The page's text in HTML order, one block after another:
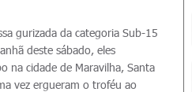
gurizada da categoria Sub-15
deste sábado, eles
na cidade de Maravilha, Santa
vez ergueram o troféu ao